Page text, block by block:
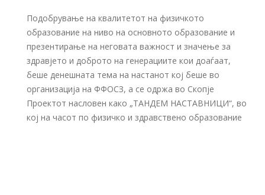
Подобрување на квалитетот на физичкото
образование на ниво на основното образование и
презентирање на неговата важност и значење за
здравјето и доброто на генерациите кои доаѓаат,
беше денешната тема на настанот кој беше во
организација на ФФОСЗ, а се одржа во Скопје
Проектот насловен како „ТАНДЕМ НАСТАВНИЦИ“, во
кој на часот по физичко и здравствено образование